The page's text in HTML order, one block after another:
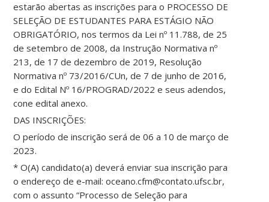
estarão abertas as inscrições para o PROCESSO DE
SELEÇÃO DE ESTUDANTES PARA ESTÁGIO NÃO
OBRIGATÓRIO, nos termos da Lei nº 11.788, de 25
de setembro de 2008, da Instrução Normativa nº
213, de 17 de dezembro de 2019, Resolução
Normativa nº 73/2016/CUn, de 7 de junho de 2016,
e do Edital Nº 16/PROGRAD/2022 e seus adendos,
cone edital anexo.
DAS INSCRIÇÕES:
O período de inscrição será de 06 a 10 de março de
2023.
* O(A) candidato(a) deverá enviar sua inscrição para
o endereço de e-mail: oceano.cfm@contato.ufsc.br,
com o assunto “Processo de Seleção para